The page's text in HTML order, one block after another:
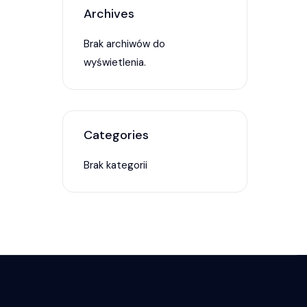
Archives
Brak archiwów do
wyświetlenia.
Categories
Brak kategorii